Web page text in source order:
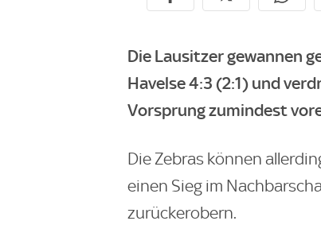
Die Lausitzer gewannen
Havelse 4:3 (2:1) und
Vorsprung zumindest
Die Zebras können
einen Sieg im
zurückerobern.